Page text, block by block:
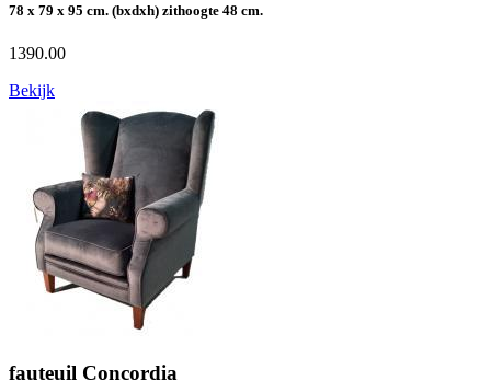
78 x 79 x 95 cm. (bxdxh) zithoogte 48 cm.
1390.00
Bekijk
fauteuil Concordia